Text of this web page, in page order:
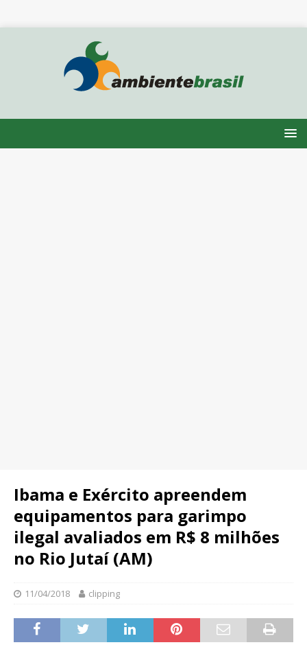
Ibama e Exército apreendem
equipamentos para garimpo
ilegal avaliados em R$ 8 milhões
no Rio Jutaí (AM)
11/04/2018 clipping